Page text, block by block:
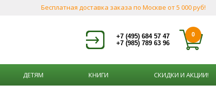
Бесплатная доставка заказа по Москве от 5 000 руб!
+7 (495) 684 57 47
+7 (985) 789 63 96
0
ДЕТЯМ КНИГИ СКИДКИ И АКЦИИ!